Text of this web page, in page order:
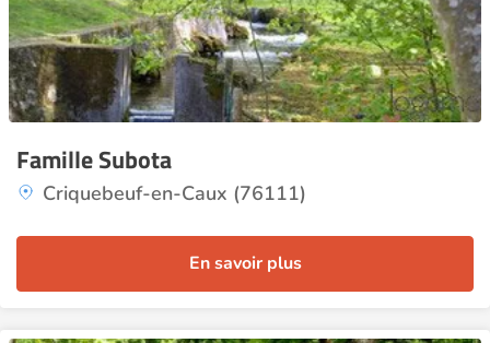
Famille Subota
Criquebeuf-en-Caux (76111)
En savoir plus